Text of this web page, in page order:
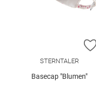
STERNTALER
Basecap "Blumen"